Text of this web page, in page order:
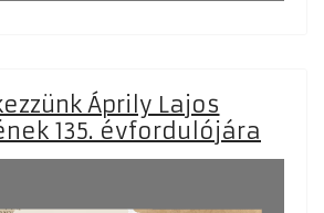
Áprily Lajos
135. évfordulójára